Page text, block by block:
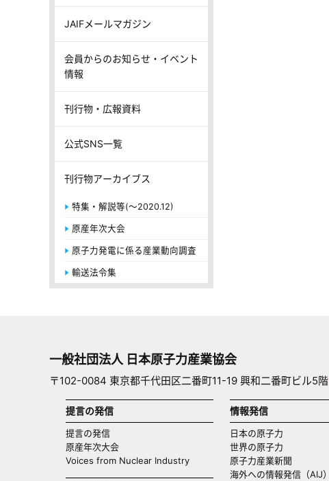
JAIFメールマガジン
会員からのお知らせ・イベント
情報
刊行物・広報資料
公式SNS一覧
刊行物アーカイブス
特集・解説等(～2020.12)
原産年次大会
原子力発電に係る産業動向調査
輸送法令集
一般社団法人 日本原子力産業協会
〒102-0084 東京都千代田区二番町11-19 興和二番町ビル5階
提言の発信
提言の発信
原産年次大会
Voices from Nuclear Industry
情報発信
日本の原子力
世界の原子力
原子力産業新聞
海外への情報発信（AIJ）